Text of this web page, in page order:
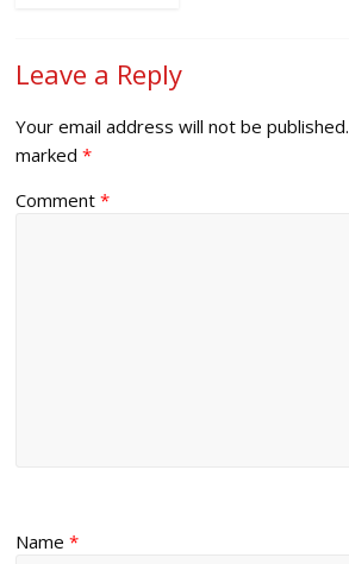
Leave a Reply
Your email address will not be published.
marked*
Comment*
Name*